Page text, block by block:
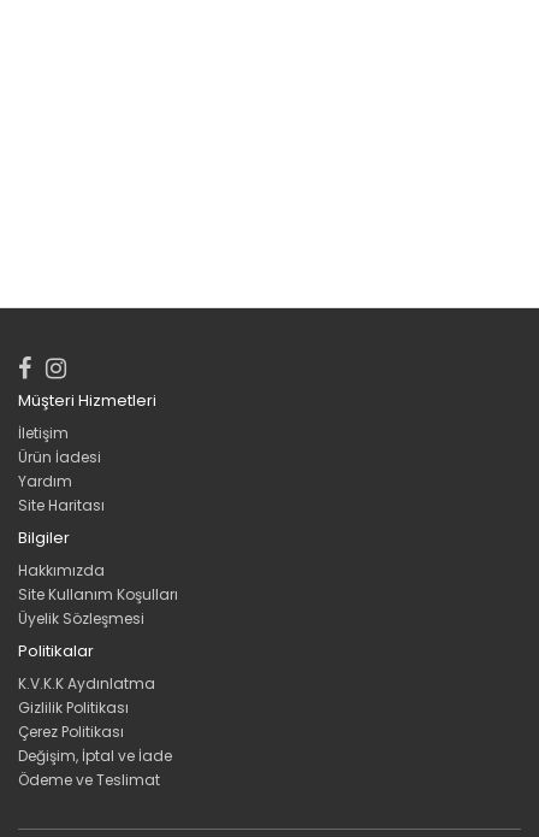
Müşteri Hizmetleri
İletişim
Ürün İadesi
Yardım
Site Haritası
Bilgiler
Hakkımızda
Site Kullanım Koşulları
Üyelik Sözleşmesi
Politikalar
K.V.K.K Aydınlatma
Gizlilik Politikası
Çerez Politikası
Değişim, İptal ve İade
Ödeme ve Teslimat